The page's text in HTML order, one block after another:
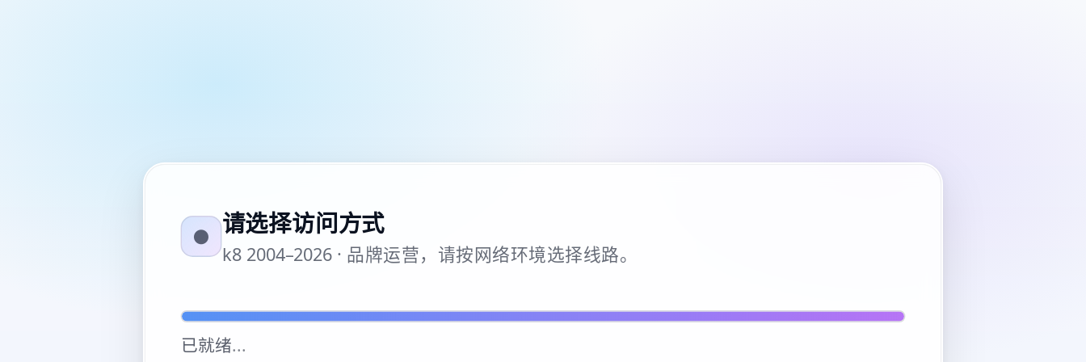
● 请选择访问方式
k8 2004–2026 · 品牌运营，请按网络环境选择线路。
已就绪...